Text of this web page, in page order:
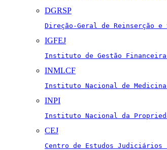
DGRSP
Direção-Geral de Reinserção
IGFEJ
Instituto de Gestão
INMLCF
Instituto Nacional de
INPI
Instituto Nacional da
CEJ
Centro de Estudos